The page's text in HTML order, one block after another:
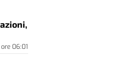
ore 06:01